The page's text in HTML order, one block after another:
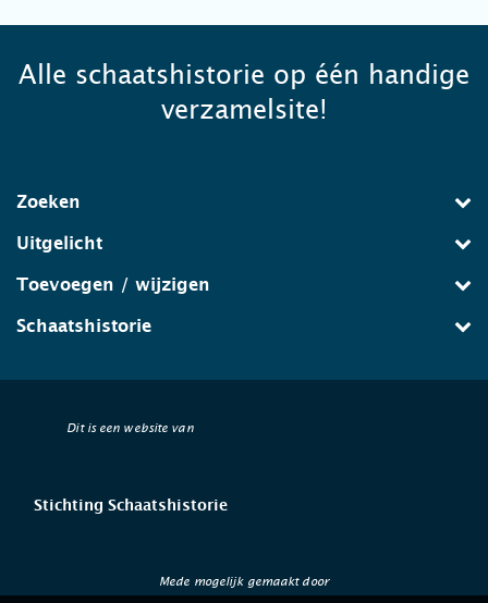
Alle schaatshistorie op één handige
verzamelsite!
Zoeken
Uitgelicht
Toevoegen / wijzigen
Schaatshistorie
Dit is een website van
Stichting Schaatshistorie
Mede mogelijk gemaakt door